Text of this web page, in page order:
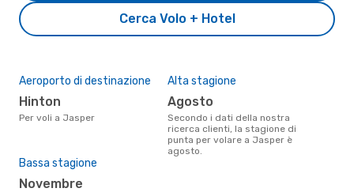
Cerca Volo + Hotel
Aeroporto di destinazione
Hinton
Per voli a Jasper
Alta stagione
agosto
Secondo i dati della nostra
ricerca clienti, la stagione di
punta per volare a Jasper è
agosto.
Bassa stagione
novembre